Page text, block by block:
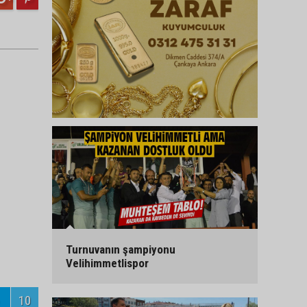
10
Turnuvanın şampiyonu
Velihimmetlispor